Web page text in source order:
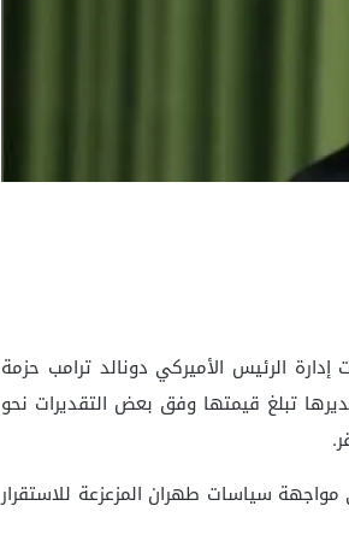
الرئيس الأميركي دونالد ترامب حزمة
تبلغ قيمتها وفق بعض التقديرات نحو
سياسات طهران المزعزعة للاستقرار